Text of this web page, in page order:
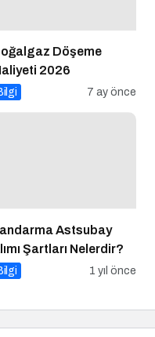
Döşeme
2026
7 ay önce
Astsubay
Şartları Nelerdir?
1 yıl önce